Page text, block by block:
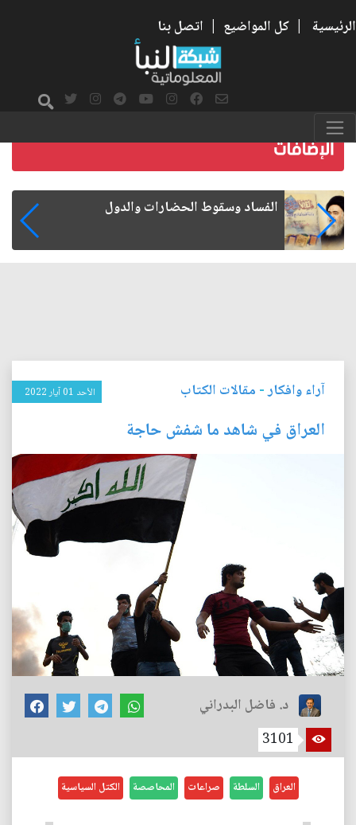
الرئيسية | كل المواضيع | اتصل بنا
رواتب الموظفين على صفيح ساخن
آراء وافكار- مقالات الكتاب الأحد 01 آيار 2022
العراق في شاهد ما شفش حاجة
د. فاضل البدراني
3101
العراق السلطة صراعات المحاصصة الكتل السياسية